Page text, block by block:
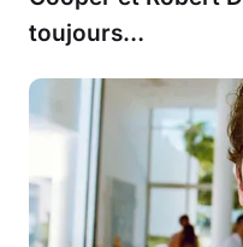
toujours…